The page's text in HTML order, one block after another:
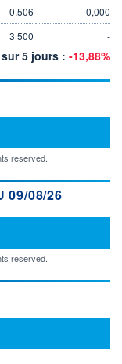
0,506
0,000
3 500 -
5 jours : -13,88%
reserved.
09/08/26
reserved.